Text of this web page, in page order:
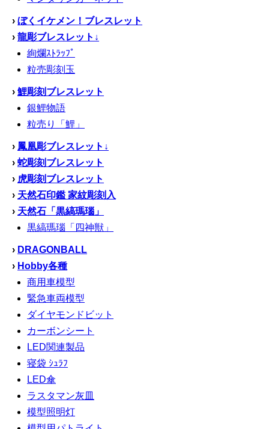
› ぼくイケメン！ブレスレット
› 龍彫ブレスレット↓
絢爛ｽﾄﾗｯﾌﾟ
粒売彫刻玉
› 鯉彫刻ブレスレット
銀鯉物語
粒売り「鯉」
› 鳳凰彫ブレスレット↓
› 蛇彫刻ブレスレット
› 虎彫刻ブレスレット
› 天然石印鑑 家紋彫刻入
› 天然石「黒縞瑪瑙」
黒縞瑪瑙「四神獣」
› DRAGONBALL
› Hobby各種
商用車模型
緊急車両模型
ダイヤモンドビット
カーボンシート
LED関連製品
寝袋 ｼｭﾗﾌ
LED傘
ラスタマン灰皿
模型照明灯